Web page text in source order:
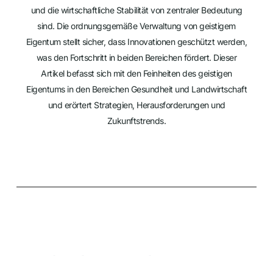
und die wirtschaftliche Stabilität von zentraler Bedeutung
sind. Die ordnungsgemäße Verwaltung von geistigem
Eigentum stellt sicher, dass Innovationen geschützt werden,
was den Fortschritt in beiden Bereichen fördert. Dieser
Artikel befasst sich mit den Feinheiten des geistigen
Eigentums in den Bereichen Gesundheit und Landwirtschaft
und erörtert Strategien, Herausforderungen und
Zukunftstrends.